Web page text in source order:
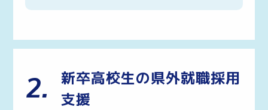
2.
新卒高校生の県外就職採用
支援